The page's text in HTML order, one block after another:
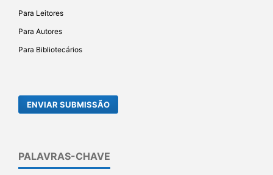
Para Leitores
Para Autores
Para Bibliotecários
ENVIAR SUBMISSÃO
PALAVRAS-CHAVE